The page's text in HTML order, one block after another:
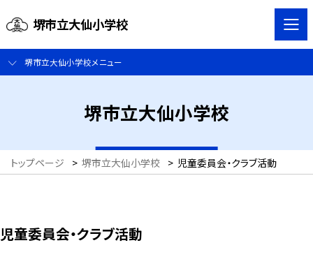
堺市立大仙小学校
堺市立大仙小学校メニュー
堺市立大仙小学校
トップページ > 堺市立大仙小学校 > 児童委員会・クラブ活動
児童委員会・クラブ活動